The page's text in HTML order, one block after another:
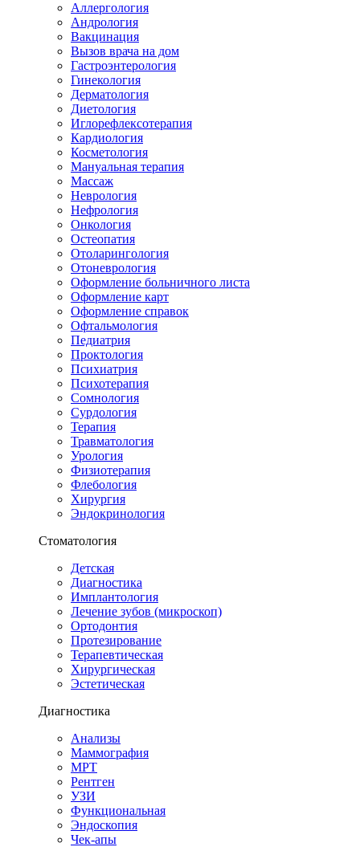
Аллергология
Андрология
Вакцинация
Вызов врача на дом
Гастроэнтерология
Гинекология
Дерматология
Диетология
Иглорефлексотерапия
Кардиология
Косметология
Мануальная терапия
Массаж
Неврология
Нефрология
Онкология
Остеопатия
Отоларингология
Отоневрология
Оформление больничного листа
Оформление карт
Оформление справок
Офтальмология
Педиатрия
Проктология
Психиатрия
Психотерапия
Сомнология
Сурдология
Терапия
Травматология
Урология
Физиотерапия
Флебология
Хирургия
Эндокринология
Стоматология
Детская
Диагностика
Имплантология
Лечение зубов (микроскоп)
Ортодонтия
Протезирование
Терапевтическая
Хирургическая
Эстетическая
Диагностика
Анализы
Маммография
МРТ
Рентген
УЗИ
Функциональная
Эндоскопия
Чек-апы